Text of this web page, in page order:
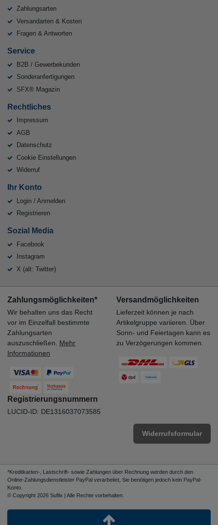
Zahlungsarten
Versandarten & Kosten
Fragen & Antworten
Service
B2B / Gewerbekunden
Sonderanfertigungen
SFX® Magazin
Rechtliches
Impressum
AGB
Datenschutz
Cookie Einstellungen
Widerruf
Ihr Konto
Login / Anmelden
Registrieren
Sozial Media
Facebook
Instagram
X (alt: Twitter)
Zahlungsmöglichkeiten*
Wir behalten uns das Recht
vor im Einzelfall bestimmte
Zahlungsarten
auszuschließen. Mehr
Informationen
Versandmöglichkeiten
Lieferzeit können je nach
Artikelgruppe variieren. Über
Sonn- und Feiertagen kann es
zu Verzögerungen kommen.
Registrierungsnummern
LUCID-ID: DE1316037073585
Widerrufsformular
*Kreditkarten-, Lastschrift- sowie Zahlungen über Rechnung werden durch den
Online-Zahlungsdienstleister PayPal verarbeitet, Sie benötigen jedoch kein PayPal-
Konto.
© Copyright 2026 Suflix | Alle Rechte vorbehalten.